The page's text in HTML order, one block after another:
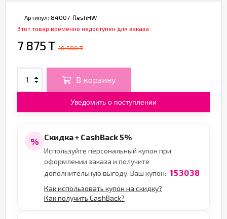
Артикул: 84007-fleshHW
Этот товар временно недоступен для заказа
7 875 T 10 500 T
В корзину
Уведомить о поступлении
% Скидка + CashBack 5%
Используйте персональный купон при
оформлении заказа и получите
дополнительную выгоду. Ваш купон: 153038
Как использовать купон на скидку?
Как получить CashBack?